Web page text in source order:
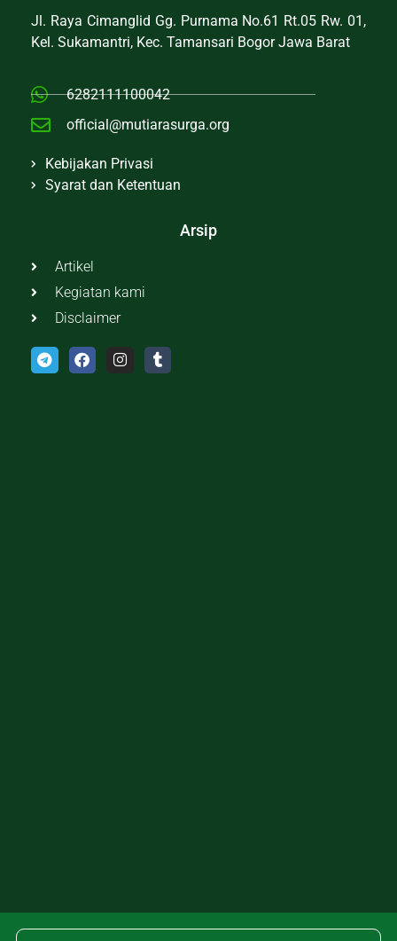
Jl. Raya Cimanglid Gg. Purnama No.61 Rt.05 Rw. 01,
Kel. Sukamantri, Kec. Tamansari Bogor Jawa Barat
6282111100042
official@mutiarasurga.org
Kebijakan Privasi
Syarat dan Ketentuan
Arsip
Artikel
Kegiatan kami
Disclaimer